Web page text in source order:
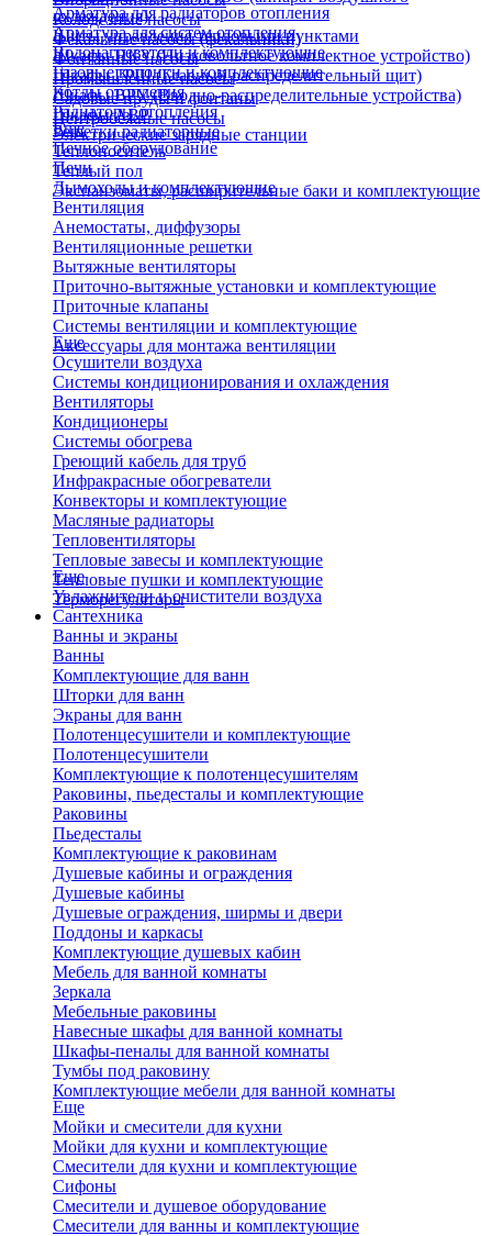
Колодезные насосы
Фекальные насосы (фекальники)
Фонтанные насосы
Промышленные насосы
Садовые пруды и фонтаны
Центробежные насосы
охлаждения)
Щиты управления тепловыми пунктами
Шкафы НКУ (Низковольтное комплектное устройство)
Шкафы ГРЩ (Главный распределительный щит)
Шкафы ВРУ (Вводно-распределительные устройства)
Шкафы АВР
Электрические зарядные станции
Арматура для радиаторов отопления
Арматура для систем отопления
Водонагреватели и комплектующие
Газовые колонки и комплектующие
Котлы отопления
Радиаторы отопления
Решетки радиаторные
Теплоноситель
Теплый пол
Экспанзоматы, расширительные баки и комплектующие
Еще
Печное оборудование
Печи
Дымоходы и комплектующие
Вентиляция
Анемостаты, диффузоры
Вентиляционные решетки
Вытяжные вентиляторы
Приточно-вытяжные установки и комплектующие
Приточные клапаны
Системы вентиляции и комплектующие
Аксессуары для монтажа вентиляции
Еще
Осушители воздуха
Системы кондиционирования и охлаждения
Вентиляторы
Кондиционеры
Системы обогрева
Греющий кабель для труб
Инфракрасные обогреватели
Конвекторы и комплектующие
Масляные радиаторы
Тепловентиляторы
Тепловые завесы и комплектующие
Тепловые пушки и комплектующие
Терморегуляторы
Еще
Увлажнители и очистители воздуха
Сантехника
Ванны и экраны
Ванны
Комплектующие для ванн
Шторки для ванн
Экраны для ванн
Полотенцесушители и комплектующие
Полотенцесушители
Комплектующие к полотенцесушителям
Раковины, пьедесталы и комплектующие
Раковины
Пьедесталы
Комплектующие к раковинам
Душевые кабины и ограждения
Душевые кабины
Душевые ограждения, ширмы и двери
Поддоны и каркасы
Комплектующие душевых кабин
Мебель для ванной комнаты
Зеркала
Мебельные раковины
Навесные шкафы для ванной комнаты
Шкафы-пеналы для ванной комнаты
Тумбы под раковину
Комплектующие мебели для ванной комнаты
Еще
Мойки и смесители для кухни
Мойки для кухни и комплектующие
Смесители для кухни и комплектующие
Сифоны
Смесители и душевое оборудование
Смесители для ванны и комплектующие